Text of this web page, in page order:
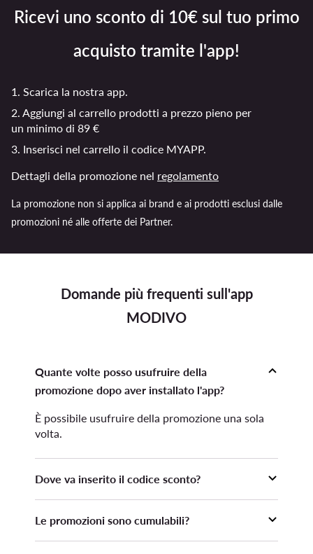
Domande più frequenti sull'app
MODIVO
Quante volte posso usufruire della
promozione dopo aver installato l'app?
È possibile usufruire della promozione una sola
volta.
Dove va inserito il codice sconto?
inoltrare l'ordine nella sezione Carrello,
Le promozioni sono cumulabili?
Ricevi uno sconto di 10€ sul tuo primo
acquisto tramite l'app!
1. Scarica la nostra app.
2. Aggiungi al carrello prodotti a prezzo pieno per
un minimo di 89 €
3. Inserisci nel carrello il codice MYAPP.
Dettagli della promozione nel regolamento
La promozione non si applica ai brand e ai prodotti esclusi dalle
promozioni né alle offerte dei Partner.